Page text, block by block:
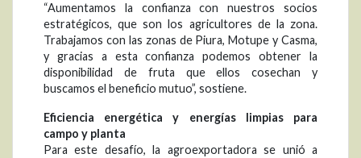
“Aumentamos la confianza con nuestros socios
estratégicos, que son los agricultores de la zona.
Trabajamos con las zonas de Piura, Motupe y Casma,
y gracias a esta confianza podemos obtener la
disponibilidad de fruta que ellos cosechan y
buscamos el beneficio mutuo”, sostiene.
Eficiencia energética y energías limpias para
campo y planta
Para este desafío, la agroexportadora se unió a